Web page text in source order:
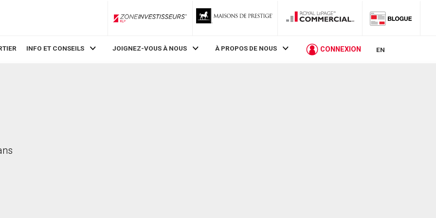
ZoneInvestisseurs RLP
INFO ET CONSEILS JOIGNEZ-VOUS À NOUS À PROPOS DE NOUS CONNEXION EN